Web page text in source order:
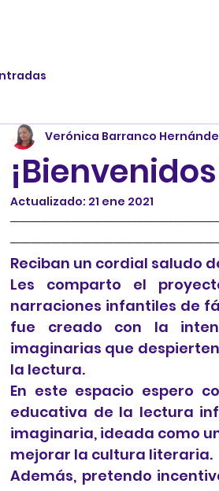
Verónica Barranco
Actualizado: 21 ene 2021
Reciban un cordial saludo
Les comparto el
narraciones infantiles de
fue creado con la
imaginarias que
la lectura.
En este espacio espero
educativa de la lectura
imaginaria, ideada como
mejorar la cultura literaria.
Además, pretendo